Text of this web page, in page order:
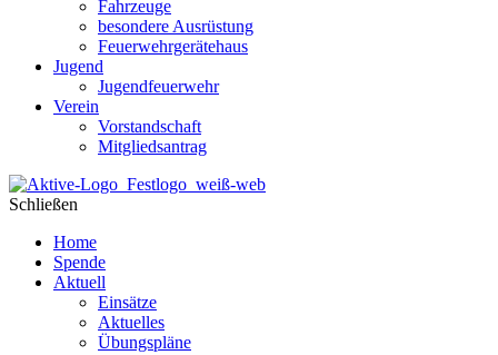
Fahrzeuge
besondere Ausrüstung
Feuerwehrgerätehaus
Jugend
Jugendfeuerwehr
Verein
Vorstandschaft
Mitgliedsantrag
Schließen
Home
Spende
Aktuell
Einsätze
Aktuelles
Übungspläne